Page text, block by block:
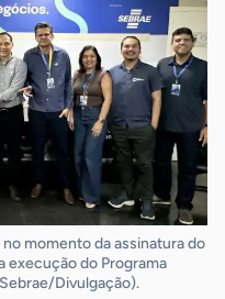
momento da assinatura do
execução do Programa
Divulgação).